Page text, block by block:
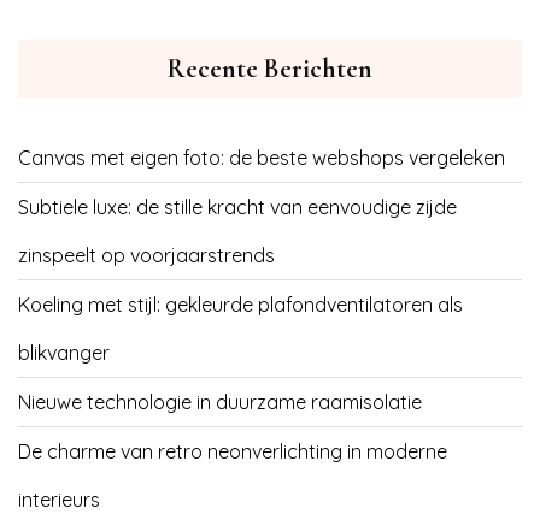
Recente Berichten
Canvas met eigen foto: de beste webshops vergeleken
Subtiele luxe: de stille kracht van eenvoudige zijde
zinspeelt op voorjaarstrends
Koeling met stijl: gekleurde plafondventilatoren als
blikvanger
Nieuwe technologie in duurzame raamisolatie
De charme van retro neonverlichting in moderne
interieurs